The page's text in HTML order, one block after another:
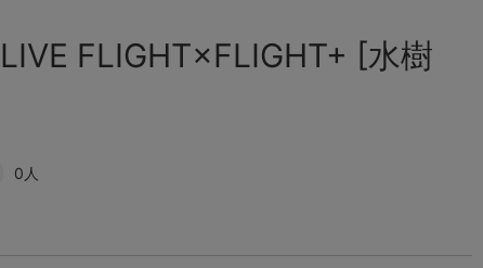
FLIGHT×FLIGHT+ [水樹
0人